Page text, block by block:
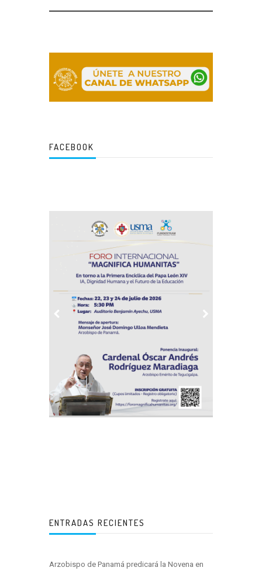
FACEBOOK
ENTRADAS RECIENTES
Arzobispo de Panamá predicará la Novena en